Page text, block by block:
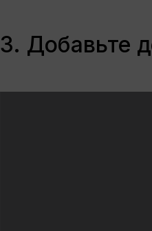
3. Добавьте